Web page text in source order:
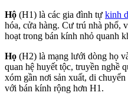
Hộ (H1) là các gia đình tự kinh
hóa, cửa hàng. Cư trú nhà phố,
hoạt trong bán kính nhỏ quanh
Họ (H2) là mạng lưới dòng họ
quan hệ huyết tộc, truyền nghề
xóm gần nơi sản xuất, di
với bán kính rộng hơn H1.